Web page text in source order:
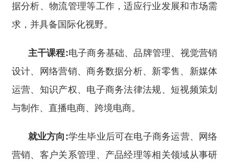
据分析、物流管理等工作，适应行业发展和市场需
求，并具备国际化视野。
主干课程:电子商务基础、品牌管理、视觉营销
设计、网络营销、商务数据分析、新零售、新媒体
运营、知识产权、电子商务法律法规、短视频策划
与制作、直播电商、跨境电商。
就业方向:学生毕业后可在电子商务运营、网络
营销、客户关系管理、产品经理等相关领域从事研